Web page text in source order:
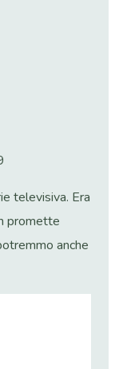
televisiva. Era
promette
anche